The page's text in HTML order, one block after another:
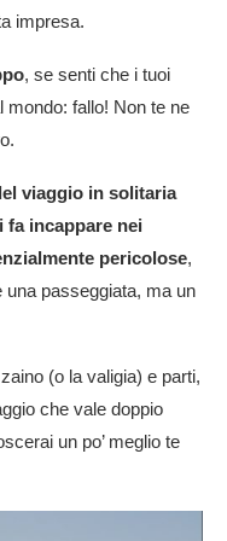
impresa.
, se senti che i tuoi
mondo: fallo! Non te ne
viaggio in solitaria
fa incappare nei
pericolose,
una passeggiata, ma un
(o la valigia) e parti,
che vale doppio
un po’ meglio te